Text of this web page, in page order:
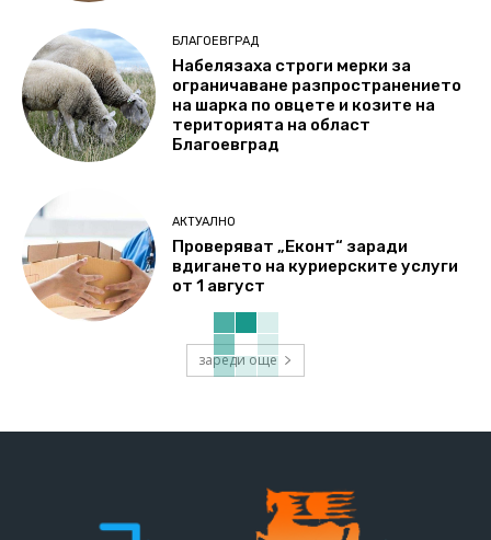
БЛАГОЕВГРАД
Набелязаха строги мерки за
ограничаване разпространението
на шарка по овцете и козите на
територията на област
Благоевград
АКТУАЛНО
Проверяват „Еконт“ заради
вдигането на куриерските услуги
от 1 август
зареди още